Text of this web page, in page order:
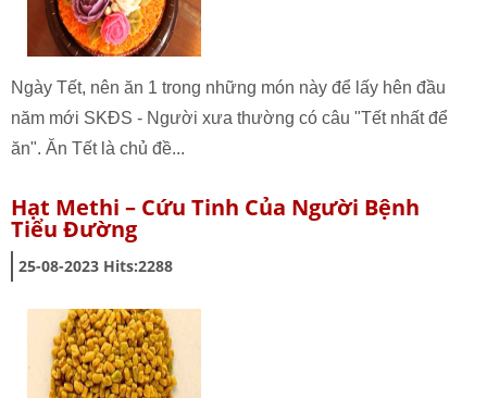
Ngày Tết, nên ăn 1 trong những món này để lấy hên đầu
năm mới SKĐS - Người xưa thường có câu "Tết nhất để
ăn". Ăn Tết là chủ đề...
Hạt Methi – Cứu Tinh Của Người Bệnh
Tiểu Đường
25-08-2023 Hits:2288